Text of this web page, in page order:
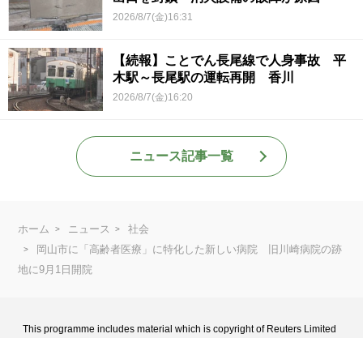
2026/8/7(金)16:31
【続報】ことでん長尾線で人身事故 平
木駅～長尾駅の運転再開 香川
2026/8/7(金)16:20
ニュース記事一覧
ホーム ニュース
社会
岡山市に「高齢者医療」に特化した新しい病院 旧川崎病院の跡
地に9月1日開院
This programme includes material which is copyright of Reuters Limited